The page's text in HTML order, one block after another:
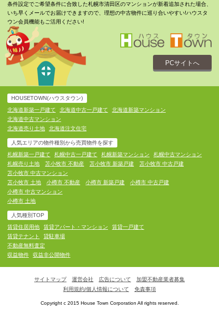
条件設定でご希望条件に合致した札幌市清田区のマンションが新着追加された場合、
いち早くメールでお届けできますので、理想の中古物件に巡り合いやすい!ハウスタ
ウン会員機能もご活用ください!
PCサイトへ
HOUSETOWN(ハウスタウン)
北海道新築一戸建て
北海道中古一戸建て
北海道新築マンション
北海道中古マンション
北海道売り土地
北海道注文住宅
人気エリアの物件種別から売買物件を探す
札幌新築一戸建て
札幌中古一戸建て 札幌新築マンション
札幌中古マンション
札幌売り土地
苫小牧市 不動産 苫小牧市 新築戸建
苫小牧市 中古戸建
苫小牧市 中古マンション
苫小牧市 土地
小樽市 不動産 小樽市 新築戸建
小樽市 中古戸建
小樽市 中古マンション
小樽市 土地
人気種別TOP
賃貸住居用他
賃貸アパート・マンション
賃貸一戸建て
賃貸テナント
貸駐車場
不動産無料査定
収益物件
収益非公開物件
サイトマップ 運営会社 広告について
加盟不動産業者募集
利用規約/個人情報について
免責事項
Copyright c 2015 House Town Corporation All rights reserved.